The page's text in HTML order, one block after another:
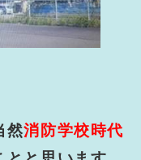
然消防学校時代